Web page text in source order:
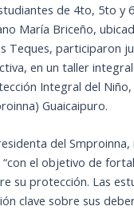
de 4to, 5to y
María Briceño,
Teques, participaron
en un taller
Integral del
Guaicaipuro.
del
el objetivo de
su protección. Las
clave sobre sus